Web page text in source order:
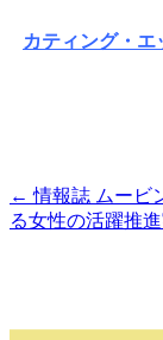
カティング・エ
投
稿
← 情報誌 ムービ
る女性の活躍推